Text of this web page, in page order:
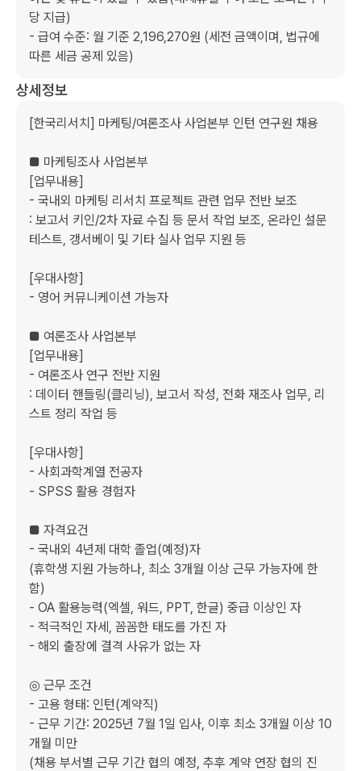
당 지급)
- 급여 수준: 월 기준 2,196,270원 (세전 금액이며, 법규에
따른 세금 공제 있음)
상세정보
[한국리서치] 마케팅/여론조사 사업본부 인턴 연구원 채용
■ 마케팅조사 사업본부
[업무내용]
- 국내외 마케팅 리서치 프로젝트 관련 업무 전반 보조
: 보고서 키인/2차 자료 수집 등 문서 작업 보조, 온라인 설문
테스트, 갱서베이 및 기타 실사 업무 지원 등
[우대사항]
- 영어 커뮤니케이션 가능자
■ 여론조사 사업본부
[업무내용]
- 여론조사 연구 전반 지원
: 데이터 핸들링(클리닝), 보고서 작성, 전화 재조사 업무, 리
스트 정리 작업 등
[우대사항]
- 사회과학계열 전공자
- SPSS 활용 경험자
■ 자격요건
- 국내외 4년제 대학 졸업(예정)자
(휴학생 지원 가능하나, 최소 3개월 이상 근무 가능자에 한
함)
- OA 활용능력(엑셀, 워드, PPT, 한글) 중급 이상인 자
- 적극적인 자세, 꼼꼼한 태도를 가진 자
- 해외 출장에 결격 사유가 없는 자
◎ 근무 조건
- 고용 형태: 인턴(계약직)
- 근무 기간: 2025년 7월 1일 입사, 이후 최소 3개월 이상 10
개월 미만
(채용 부서별 근무 기간 협의 예정, 추후 계약 연장 협의 진